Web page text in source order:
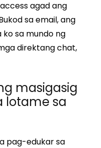
agad ang
sa email, ang
sa mundo ng
direktang chat,
masigasig
lotame sa
pag-edukar sa